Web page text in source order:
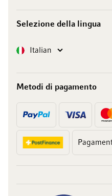
Selezione della lingua
Lingua Italian
Metodi di pagamento